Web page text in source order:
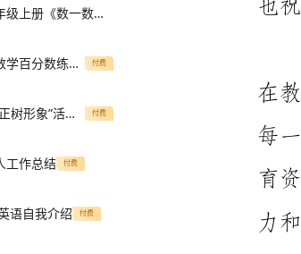
小学数学一年级上册《数一数》教案
小学六年级数学百分数练习题带答案（黄金题型） 付费
法院“司法公正树形象”活动总结工作总结 付费
工作总结 付费
语自我介绍 付费